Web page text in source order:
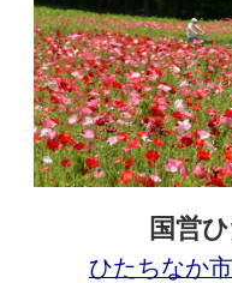
国営
ひたちなか